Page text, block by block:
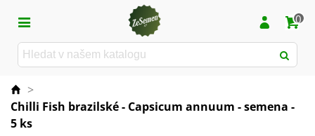
0
>
Chilli Fish brazilské - Capsicum annuum - semena -
5 ks